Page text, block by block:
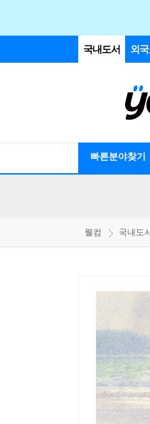
국내도서 외
빠른분야찾기
웰컴 국내도